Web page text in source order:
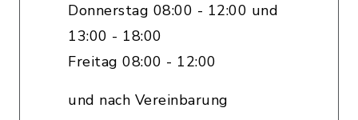
Donnerstag 08:00 - 12:00 und
13:00 - 18:00
Freitag 08:00 - 12:00
und nach Vereinbarung